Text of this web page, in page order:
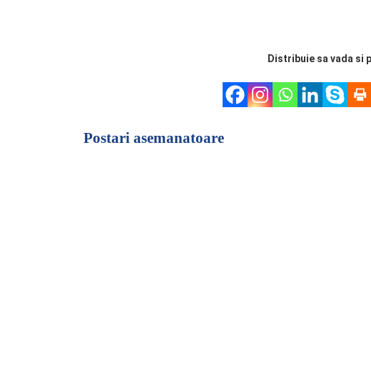
Distribuie sa vada si
Postari asemanatoare